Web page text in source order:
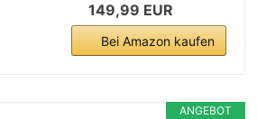
149,99 EUR
Bei Amazon kaufen
ANGEBOT